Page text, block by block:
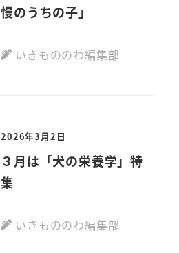
慢のうちの子」
いきもののわ編集部
2026年3月2日
３月は「犬の栄養学」特
集
いきもののわ編集部